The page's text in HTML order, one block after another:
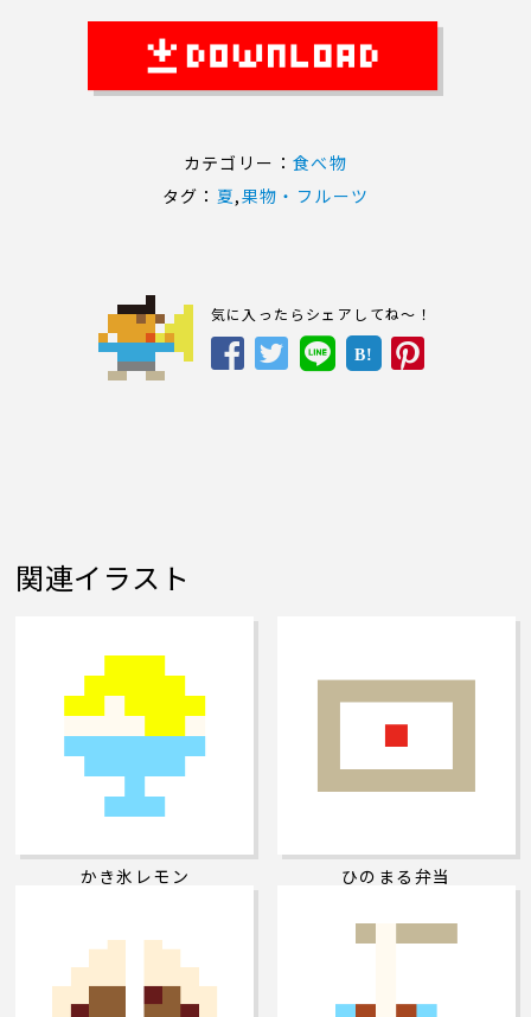
カテゴリー：食べ物
タグ： 夏,果物・フルーツ
気に入ったらシェアしてね～！
B!
関連イラスト
かき氷レモン ひのまる弁当